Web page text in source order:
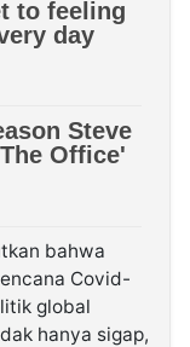
bahwa
Covid-
global
hanya sigap,